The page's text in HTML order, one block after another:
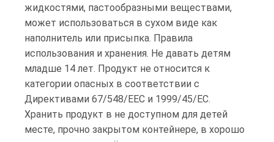
жидкостями, пастообразными веществами,
может использоваться в сухом виде как
наполнитель или присыпка. Правила
использования и хранения. Не давать детям
младше 14 лет. Продукт не относится к
категории опасных в соответствии с
Директивами 67/548/ЕЕС и 1999/45/ЕС.
Хранить продукт в не доступном для детей
месте, прочно закрытом контейнере, в хорошо